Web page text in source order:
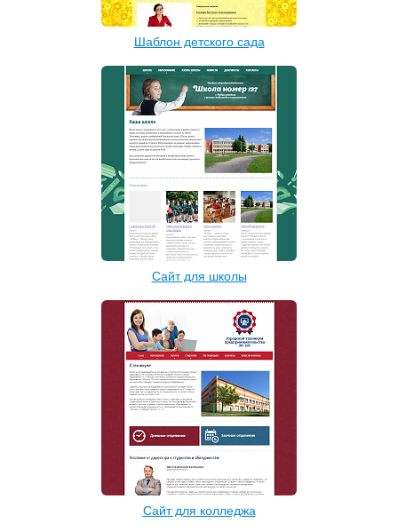
Шаблон детского сада
Сайт для школы
Сайт для колледжа